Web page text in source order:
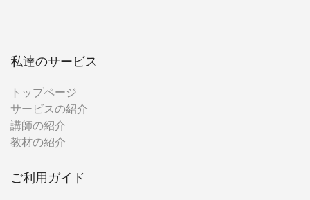
私達のサービス
トップページ
サービスの紹介
講師の紹介
教材の紹介
ご利用ガイド